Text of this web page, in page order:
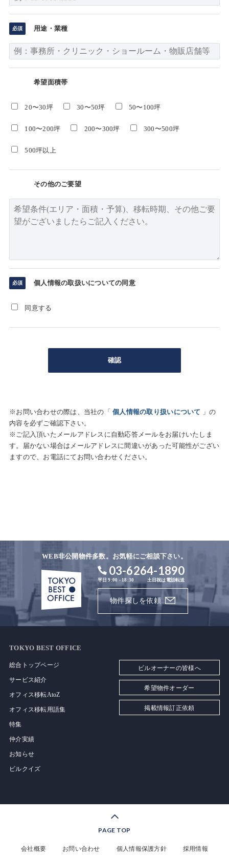
用途・業種
希望面積帯
20〜30坪 30〜50坪 50〜100坪
100〜200坪 200〜300坪 300〜500坪
500坪以上
その他のご要望
個人情報の取扱いについての同意
同意する
※お問い合わせの際は、当社の「個人情報の取り扱いについて 」の
内容を必ずご確認下さい。
※ご記入頂いたメールアドレスに自動応答メールをお届けいたしま
す。届かない場合はメールアドレスに間違いがあった可能性がござい
ますので、お電話にてお問い合わせください。
WEB非公開物件多数。お気軽にご相談下さい。
03-6264-1890
平日 9:00 - 18:30 土日祝は電話転送
物件探しを依頼
TOKYO BEST OFFICE
総合トップページ
サービス紹介
オフィス移転AtoZ
オフィス移転用語集
特集
仲介実績
お知らせ
ビルクイズ
ビルオーナーの皆様へ
希望物件オーダー
掲載情報訂正依頼
PAGE TOP
会社概要 お問い合わせ 個人情報保護方針 採用情報